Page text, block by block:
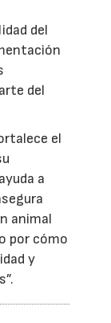
del
del
el
a
animal
por cómo
y